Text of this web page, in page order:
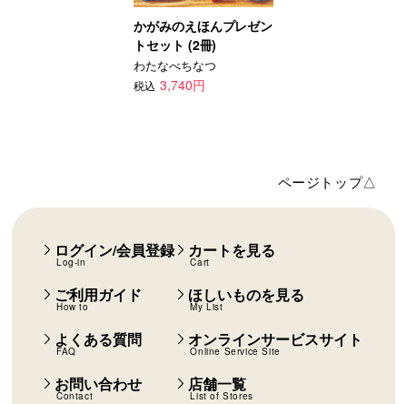
かがみのえほんプレゼン
トセット (2冊)
わたなべちなつ
税込 3,740円
ページトップ△
ログイン/会員登録
Log-in
カートを見る
Cart
ご利用ガイド
How to
ほしいものを見る
My List
よくある質問
FAQ
オンラインサービスサイト
Online Service Site
お問い合わせ
Contact
店舗一覧
List of Stores